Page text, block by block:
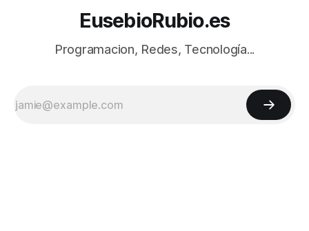
EusebioRubio.es
Programacion, Redes, Tecnología...